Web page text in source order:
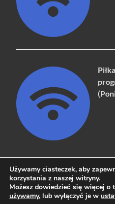
Copyright © 2026naziemna.info
Używamy ciasteczek, aby
korzystania z naszej witryny.
Możesz dowiedzieć się więcej o
używamy, lub wyłączyć je w